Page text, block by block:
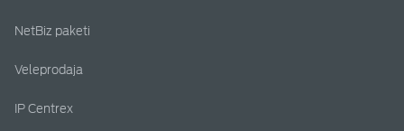
NetBiz paketi
Veleprodaja
IP Centrex